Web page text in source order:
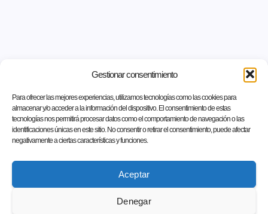
Gestionar consentimiento
Para ofrecer las mejores experiencias, utilizamos tecnologías como las cookies para
almacenar y/o acceder a la información del dispositivo. El consentimiento de estas
tecnologías nos permitirá procesar datos como el comportamiento de navegación o las
identificaciones únicas en este sitio. No consentir o retirar el consentimiento, puede afectar
negativamente a ciertas características y funciones.
Aceptar
Denegar